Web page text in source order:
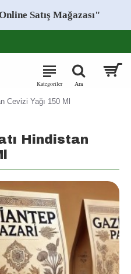
Satış Mağazası"
Cevizi Yağı 150 Ml
Hindistan